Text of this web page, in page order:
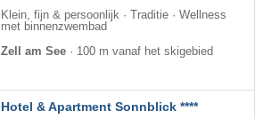
Klein, fijn & persoonlijk · Traditie · Wellness
met binnenzwembad
Zell am See · 100 m vanaf het skigebied
Hotel & Apartment Sonnblick ****